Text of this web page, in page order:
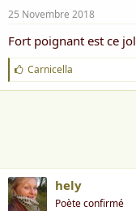
25 Novembre 2018
Fort poignant est ce
J
'
a
Carnicella
hely
Poète confirmé